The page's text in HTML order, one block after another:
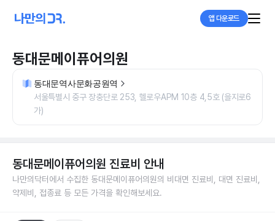
앱 다운로드
동대문메이퓨어의원
동대문역사문화공원역
서울특별시 중구 장충단로 253, 헬로우APM 10층 4,5호 (을지로6
가)
동대문메이퓨어의원 진료비 안내
나만의닥터에서 수집한 동대문메이퓨어의원의 비대면 진료비, 대면 진료비,
약제비, 접종료 등 모든 가격을 확인해보세요.